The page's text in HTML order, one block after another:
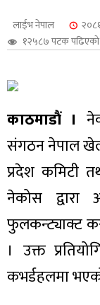
लाईभ नेपाल
१२५८७ पटक पढिएको
काठमाडौं ।
संगठन नेपाल
प्रदेश कमिटी
नेकोस द्वारा
फुलकन्ट्याक्ट
। उक्त
कभर्डहलमा